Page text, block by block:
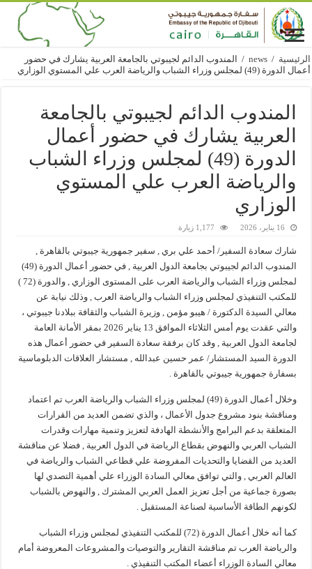
الرئيسية /
news
/ المندوب الدائم لجيبوتي بالجامعة العربية يشارك في حضور
أعمال الدورة (49) لمجلس وزراء الشباب والرياضة العرب علي المستوي الوزاري
المندوب الدائم لجيبوتي بالجامعة
العربية يشارك في حضور أعمال
الدورة (49) لمجلس وزراء الشباب
والرياضة العرب علي المستوي
الوزاري
16 يناير، 2026 1,177 زيارة
شارك سعادة السفير/ أحمد علي بري , سفير جمهورية جيبوتي بالقاهرة ,
المندوب الدائم لجيبوتي بجامعة الدول العربية , في حضور أعمال الدورة (49)
لمجلس وزراء الشباب والرياضة العرب على المستوى الوزاري , والدورة (72 )
للمكتب التنفيذي لمجلس وزراء الشباب والرياضة العرب , وذلك نيابة عن
معالي السيدة الدكتورة / هيبو مؤمن , وزيرة الشباب والثقافة ببلادنا جيبوتي ،
والتي عقدت يوم أمس الثلاثاء الموافق 13 يناير 2026 بمقر الأمانة العامة
لجامعة الدول العربية , وقد كان برفقة سعادة السفير في حضور أعمال هذه
الدورة السيد المستشار/ عمر حسين عبدالله , مستشار العلاقات الدبلوماسية
بسفارة جمهورية جيبوتي بالقاهرة .
وخلال أعمال الدورة (49) لمجلس وزراء الشباب والرياضة العرب تم اعتماد
ومناقشة بنود مشروع جدول الأعمال ، والذي تضمن العديد من القرارات
المتعلقة بدعم البرامج والأنشطة الهادفة لتعزيز وتنمية مهارات وقدرات
الشباب العربي والنهوض بقطاع الرياضة في الدول العربية , فضلا عن مناقشة
العديد من القضايا والتحديات المفروضة علي قطاعي الشباب والرياضة في
العالم العربي , والتي توافق معالي السادة الوزراء علي أهمية التصدي لها
بصورة جماعية من أجل تعزيز العمل العربي المشترك , والنهوض بالشباب
لكونهم الطاقة الأساسية لصناعة المستقبل .
كما أنه خلال أعمال الدورة (72) للمكتب التنفيذي لمجلس وزراء الشباب
والرياضة العرب تم مناقشة التقارير والتوصيات والمشروعات المعروضة أمام
معالي السادة الوزراء أعضاء المكتب التنفيذي .